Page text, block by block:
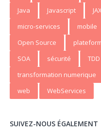
Java
Javascript
micro-services
mobile
Open Source
SOA
sécurité TDD
transformation numerique
web
WebServices
SUIVEZ-NOUS ÉGALEMENT